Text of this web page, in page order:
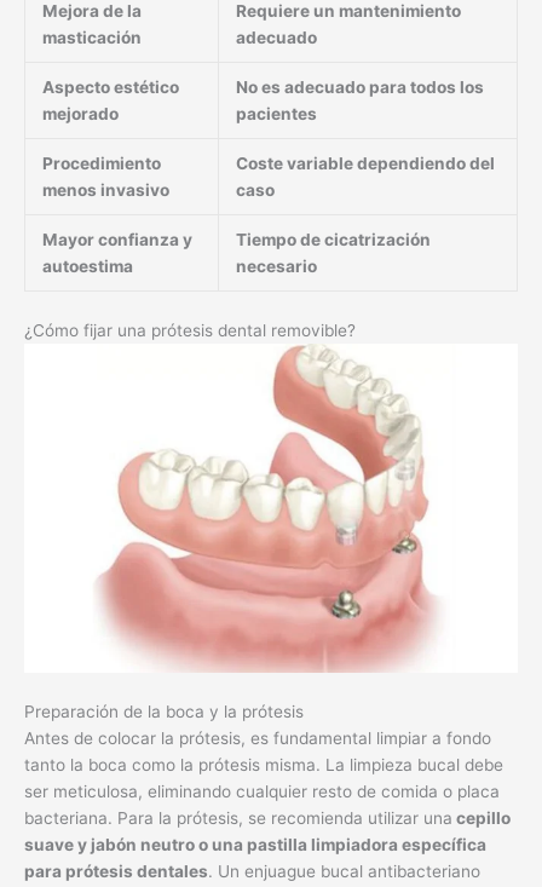
Mejora de la
masticación
Requiere un mantenimiento
adecuado
Aspecto estético
mejorado
No es adecuado para todos los
pacientes
Procedimiento
menos invasivo
Coste variable dependiendo del
caso
Mayor confianza y
autoestima
Tiempo de cicatrización
necesario
¿Cómo fijar una prótesis dental removible?
Preparación de la boca y la prótesis
Antes de colocar la prótesis, es fundamental limpiar a fondo
tanto la boca como la prótesis misma. La limpieza bucal debe
ser meticulosa, eliminando cualquier resto de comida o placa
bacteriana. Para la prótesis, se recomienda utilizar una cepillo
suave y jabón neutro o una pastilla limpiadora específica
para prótesis dentales. Un enjuague bucal antibacteriano